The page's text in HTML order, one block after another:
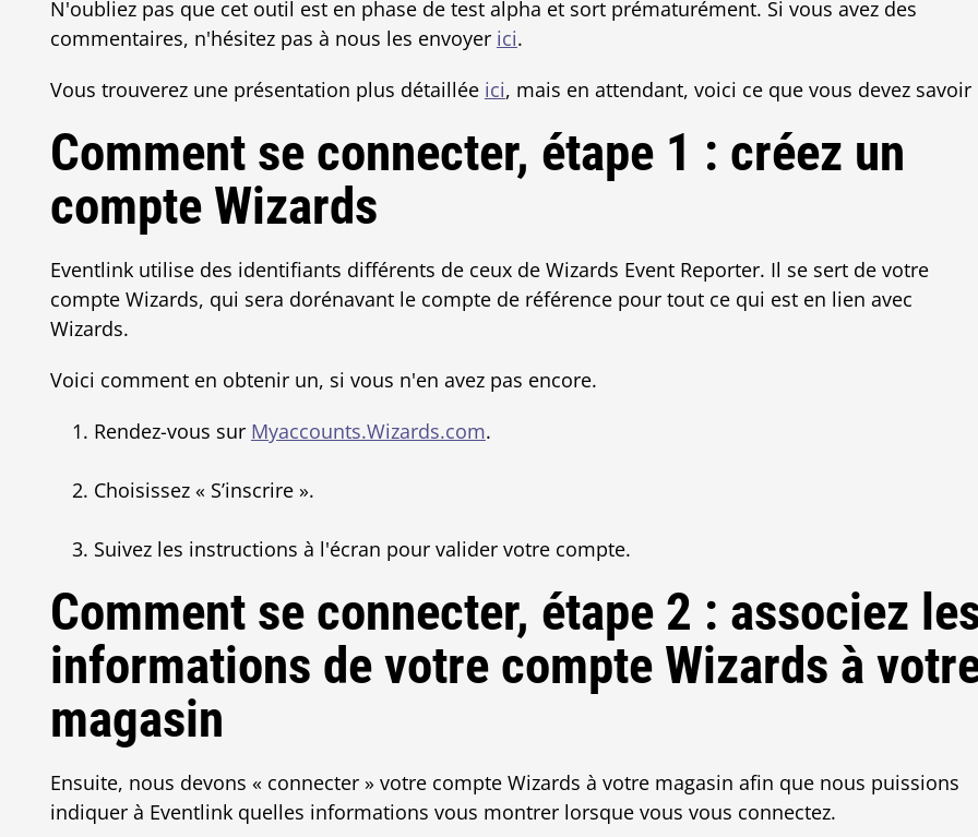
N'oubliez pas que cet outil est en phase de test alpha et sort prématurément. Si vous avez des
commentaires, n'hésitez pas à nous les envoyer ici.
Vous trouverez une présentation plus détaillée ici, mais en attendant, voici ce que vous devez savoir
Comment se connecter, étape 1 : créez un
compte Wizards
Eventlink utilise des identifiants différents de ceux de Wizards Event Reporter. Il se sert de votre
compte Wizards, qui sera dorénavant le compte de référence pour tout ce qui est en lien avec
Wizards.
Voici comment en obtenir un, si vous n'en avez pas encore.
Rendez-vous sur Myaccounts.Wizards.com.
Choisissez « S’inscrire ».
Suivez les instructions à l'écran pour valider votre compte.
Comment se connecter, étape 2 : associez
informations de votre compte Wizards à
magasin
Ensuite, nous devons « connecter » votre compte Wizards à votre magasin afin que nous puissions
indiquer à Eventlink quelles informations vous montrer lorsque vous vous connectez.